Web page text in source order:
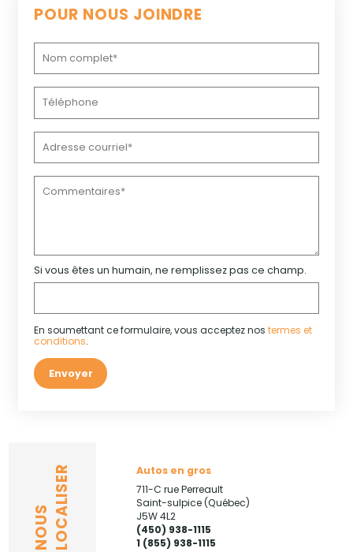
POUR NOUS JOINDRE
Si vous êtes un humain, ne remplissez pas ce champ.
En soumettant ce formulaire, vous acceptez nostermes et
conditions.
Envoyer
NOUS LOCALISER
Autos en gros
711-C rue Perreault
Saint-sulpice (Québec)
J5W 4L2
(450) 938-1115
1 (855) 938-1115